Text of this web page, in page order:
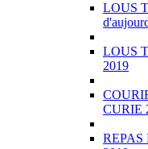
LOUS
LOUS
2019
CURIE
REPAS